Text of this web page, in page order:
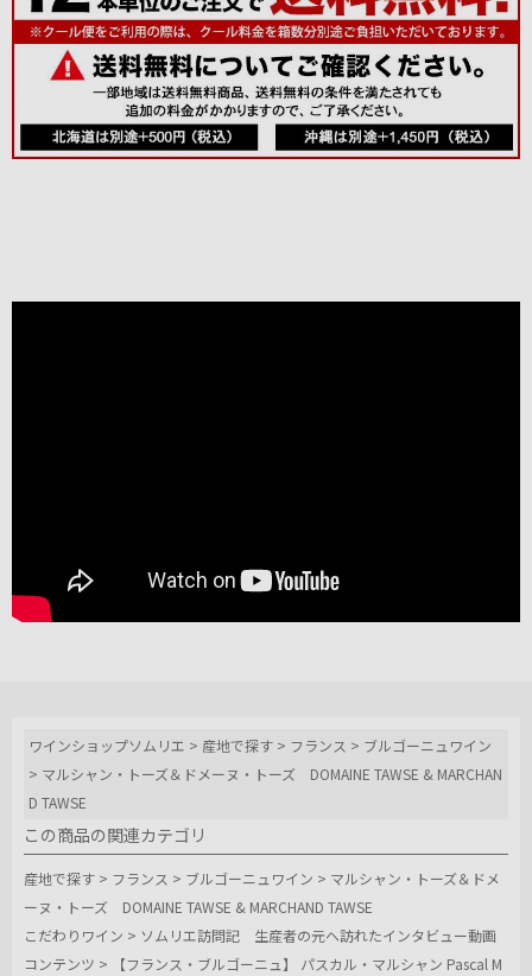
ラー内でいろ
いろ試飲させ
ていただきま
当店では取扱
1er」などな
かりの素晴ら
しいワインで
回は2011年の1樽しか造っていないという「ヴォーヌ・
ロマネ1erプティ・モン」を試飲。1樽しかないというの
に、マルシャン氏はたっぷりとグラスに注いでくれま
した。
さらに、こちらも希少、年産300本のみのグランクリュ
「クロ・ド・ラ・ロッシュ」。 華やかな香りとシルキ
ーな味わい、ほんのり甘い樽香の素晴らしいポテンシ
ャル。
ワインショップソムリエ > 産地で探す > フランス > ブルゴーニュワイン
> マルシャン・トーズ＆ドメーヌ・トーズ DOMAINE TAWSE & MARCHAN
D TAWSE
この商品の関連カテゴリ
産地で探す > フランス > ブルゴーニュワイン > マルシャン・トーズ＆ドメ
ーヌ・トーズ DOMAINE TAWSE & MARCHAND TAWSE
こだわりワイン > ソムリエ訪問記 生産者の元へ訪れたインタビュー動画
コンテンツ >
【フランス・ブルゴーニュ】 パスカル・マルシャン Pascal M